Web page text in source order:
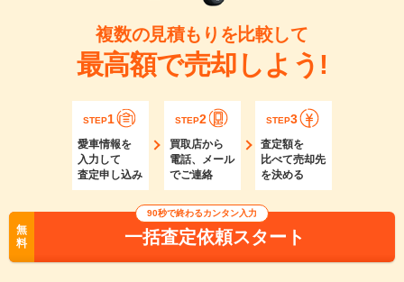
複数の見積もりを比較して
最高額で売却しよう!
STEP1
愛車情報を
入力して
査定申し込み
STEP2
買取店から
電話、メール
でご連絡
STEP3
査定額を
比べて売却先
を決める
無
料
90秒で終わるカンタン入力
一括査定依頼スタート